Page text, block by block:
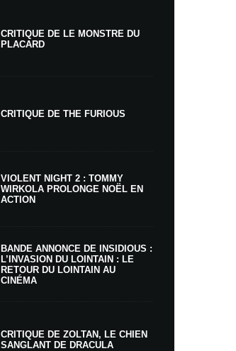
CRITIQUE DE LE MONSTRE DU
PLACARD
CRITIQUE DE THE FURIOUS
VIOLENT NIGHT 2 : TOMMY
WIRKOLA PROLONGE NOËL EN
ACTION
BANDE ANNONCE DE INSIDIOUS :
L’INVASION DU LOINTAIN : LE
RETOUR DU LOINTAIN AU
CINÉMA
CRITIQUE DE ZOLTAN, LE CHIEN
SANGLANT DE DRACULA